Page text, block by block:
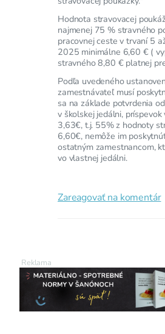
Hodnota stravovacej
najmenej 75 % stravného
pracovnej ceste v trvaní 5
2025 minimálne 6,60 € (
stravného 8,80 € platnej
Podľa uvedeného
zamestnávateľ musí
sa na základe potvrdenia
v školskej jedálni,
3,63€, t.j. 55% z hodnoty
6,60€, nemôže im
ostatným zamestnancom,
vo vlastnej jedálni.
Zareagovať na komentár